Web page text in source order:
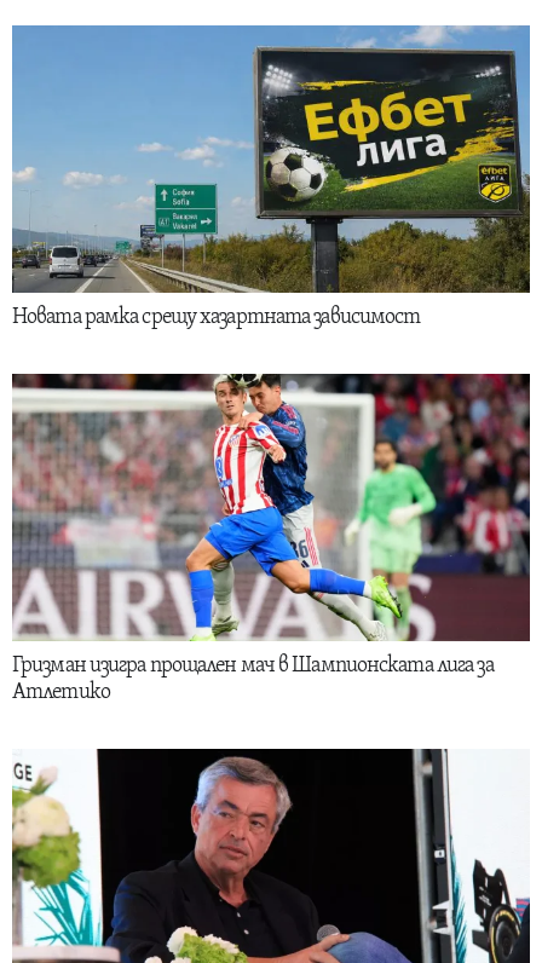
Новата рамка срещу хазартната зависимост
Гризман изигра прощален мач в Шампионската лига за
Атлетико